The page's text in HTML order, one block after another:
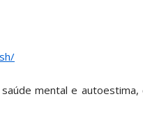
mental e